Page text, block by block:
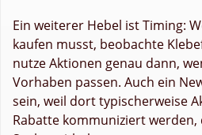
Ein weiterer Hebel ist Timing:
kaufen musst, beobachte
nutze Aktionen genau dann,
Vorhaben passen. Auch ein
sein, weil dort typischerweise
Rabatte kommuniziert werden,